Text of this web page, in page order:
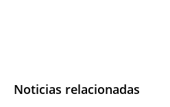
Noticias relacionadas